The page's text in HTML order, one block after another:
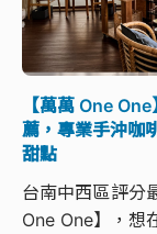
【萬萬 One
薦，專業手沖咖
甜點
台南中西區評分
One One】，想